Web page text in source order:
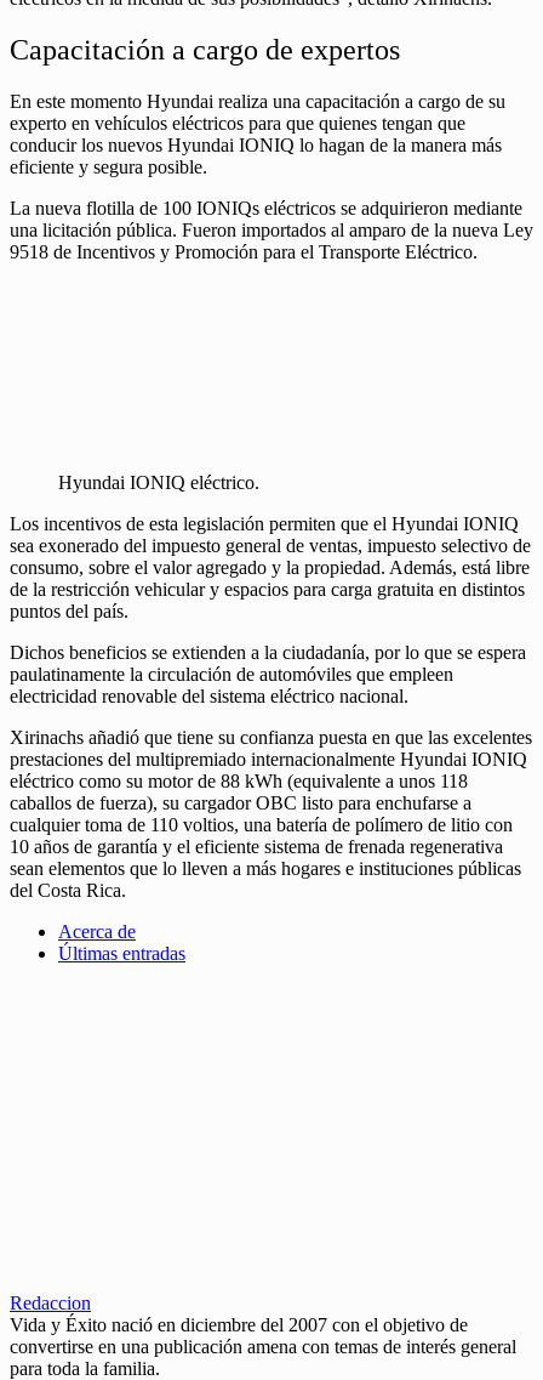
Capacitación a cargo de expertos
En este momento Hyundai realiza una capacitación a cargo de su
experto en vehículos eléctricos para que quienes tengan que
conducir los nuevos Hyundai IONIQ lo hagan de la manera más
eficiente y segura posible.
La nueva flotilla de 100 IONIQs eléctricos se adquirieron mediante
una licitación pública. Fueron importados al amparo de la nueva Ley
9518 de Incentivos y Promoción para el Transporte Eléctrico.
Hyundai IONIQ eléctrico.
Los incentivos de esta legislación permiten que el Hyundai IONIQ
sea exonerado del impuesto general de ventas, impuesto selectivo de
consumo, sobre el valor agregado y la propiedad. Además, está libre
de la restricción vehicular y espacios para carga gratuita en distintos
puntos del país.
Dichos beneficios se extienden a la ciudadanía, por lo que se espera
paulatinamente la circulación de automóviles que empleen
electricidad renovable del sistema eléctrico nacional.
Xirinachs añadió que tiene su confianza puesta en que las excelentes
prestaciones del multipremiado internacionalmente Hyundai IONIQ
eléctrico como su motor de 88 kWh (equivalente a unos 118
caballos de fuerza), su cargador OBC listo para enchufarse a
cualquier toma de 110 voltios, una batería de polímero de litio con
10 años de garantía y el eficiente sistema de frenada regenerativa
sean elementos que lo lleven a más hogares e instituciones públicas
del Costa Rica.
Acerca de
Últimas entradas
Redaccion
Vida y Éxito nació en diciembre del 2007 con el objetivo de
convertirse en una publicación amena con temas de interés general
para toda la familia.